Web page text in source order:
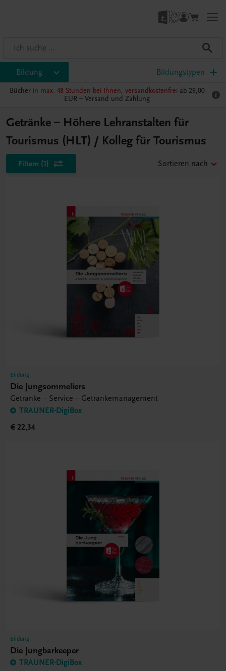
Bildung Bildungstypen
Bücher in max. 48 Stunden bei Ihnen, versandkostenfrei ab 29,00
EUR – Versand und Zahlung
Getränke – Höhere Lehranstalten für
Tourismus (HLT) / Kolleg für Tourismus
Filtern (1) Sortieren nach
Bildung
Die Jungsommeliers
Getränke – Service – Getränkemanagement
TRAUNER-DigiBox
€ 22,34
Bildung
Die Jungbarkeeper
TRAUNER-DigiBox